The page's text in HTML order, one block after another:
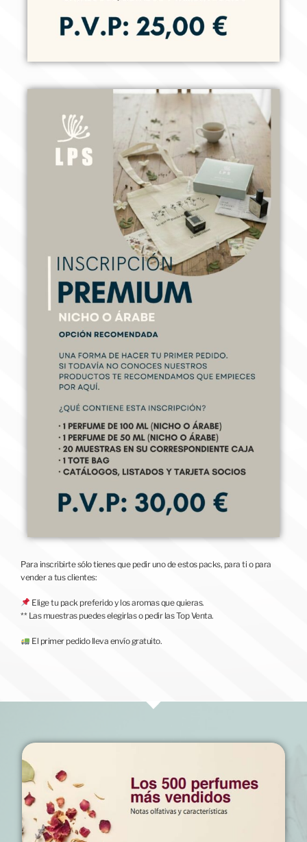
Para inscribirte sólo tienes que pedir uno de estos packs, para ti o para
vender a tus clientes:
Elige tu pack preferido y los aromas que quieras.
** Las muestras puedes elegirlas o pedir las Top Venta.
El primer pedido lleva envío gratuito.